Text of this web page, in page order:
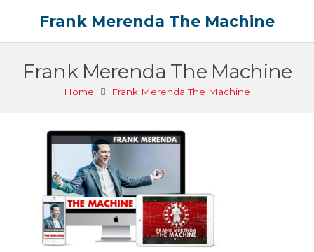
Frank Merenda The Machine
Frank Merenda The Machine
Home Frank Merenda The Machine